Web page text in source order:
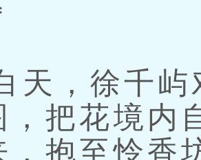
，徐千屿
，把花境内
，抱至怜香